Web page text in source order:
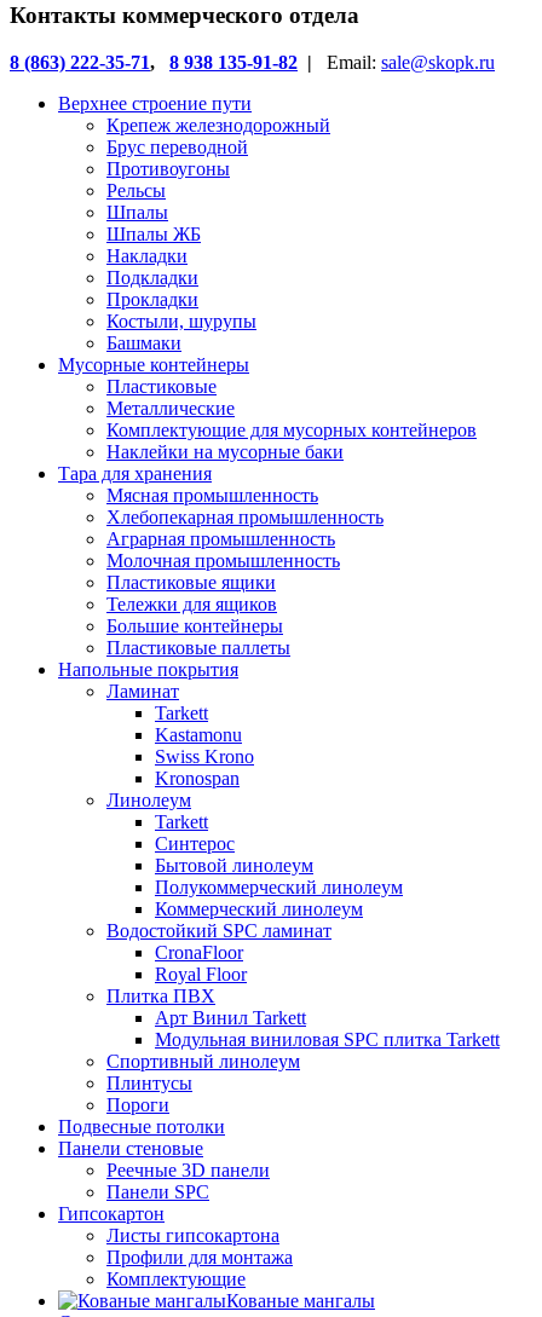
Контакты коммерческого отдела
8 (863) 222-35-71, 8 938 135-91-82 | Email: sale@skopk.ru
Верхнее строение пути
Крепеж железнодорожный
Брус переводной
Противоугоны
Рельсы
Шпалы
Шпалы ЖБ
Накладки
Подкладки
Прокладки
Костыли, шурупы
Башмаки
Мусорные контейнеры
Пластиковые
Металлические
Комплектующие для мусорных контейнеров
Наклейки на мусорные баки
Тара для хранения
Мясная промышленность
Хлебопекарная промышленность
Аграрная промышленность
Молочная промышленность
Пластиковые ящики
Тележки для ящиков
Большие контейнеры
Пластиковые паллеты
Напольные покрытия
Ламинат
Tarkett
Kastamonu
Swiss Krono
Kronospan
Линолеум
Tarkett
Синтерос
Бытовой линолеум
Полукоммерческий линолеум
Коммерческий линолеум
Водостойкий SPC ламинат
CronaFloor
Royal Floor
Плитка ПВХ
Арт Винил Tarkett
Модульная виниловая SPC плитка Tarkett
Спортивный линолеум
Плинтусы
Пороги
Подвесные потолки
Панели стеновые
Реечные 3D панели
Панели SPC
Гипсокартон
Листы гипсокартона
Профили для монтажа
Комплектующие
Кованые мангалы